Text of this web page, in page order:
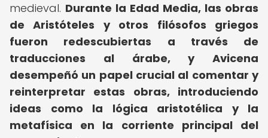
medieval. Durante la Edad Media, las obras
de Aristóteles y otros filósofos griegos
fueron redescubiertas a través de
traducciones al árabe, y Avicena
desempeñó un papel crucial al comentar y
reinterpretar estas obras, introduciendo
ideas como la lógica aristotélica y la
metafísica en la corriente principal del